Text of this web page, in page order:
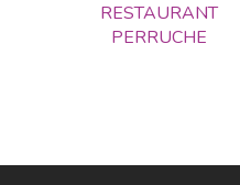
RESTAURANT
PERRUCHE